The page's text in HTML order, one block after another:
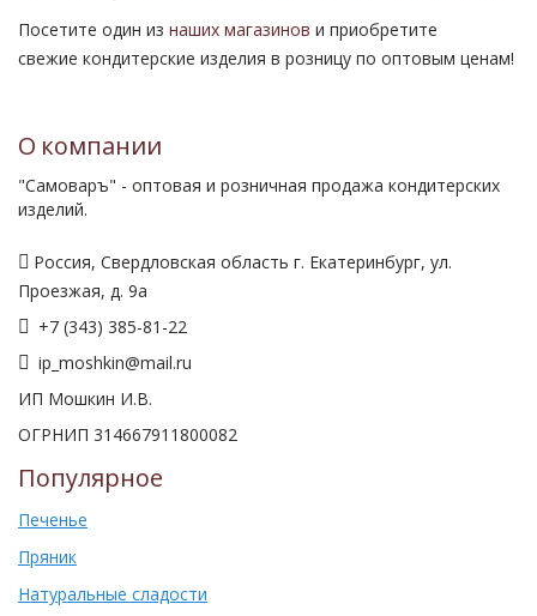
Посетите один из наших магазинов и приобретите
свежие кондитерские изделия в розницу по оптовым ценам!
О компании
"Самоваръ" - оптовая и розничная продажа кондитерских
изделий.
Россия, Свердловская область г. Екатеринбург, ул.
Проезжая, д. 9а
+7 (343) 385-81-22
ip_moshkin@mail.ru
ИП Мошкин И.В.
ОГРНИП 314667911800082
Популярное
Печенье
Пряник
Натуральные сладости